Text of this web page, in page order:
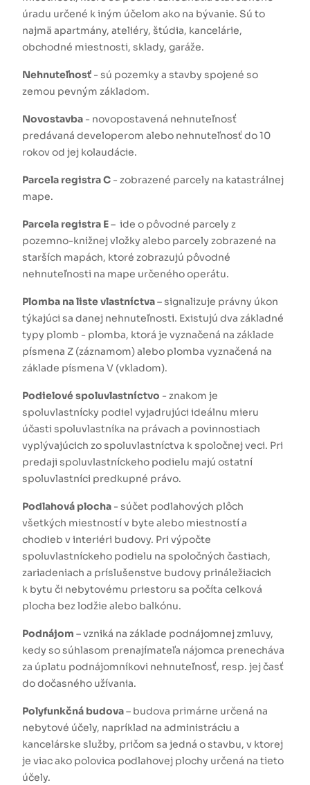
úradu určené k iným účelom ako na bývanie. Sú to
najmä apartmány, ateliéry, štúdia, kancelárie,
obchodné miestnosti, sklady, garáže.
Nehnuteľnosť - sú pozemky a stavby spojené so
zemou pevným základom.
Novostavba - novopostavená nehnuteľnosť
predávaná developerom alebo nehnuteľnosť do 10
rokov od jej kolaudácie.
Parcela registra C - zobrazené parcely na katastrálnej
mape.
Parcela registra E– ide o pôvodné parcely z
pozemno-knižnej vložky alebo parcely zobrazené na
starších mapách, ktoré zobrazujú pôvodné
nehnuteľnosti na mape určeného operátu.
Plomba na liste vlastníctva– signalizuje právny úkon
týkajúci sa danej nehnuteľnosti. Existujú dva základné
typy plomb - plomba, ktorá je vyznačená na základe
písmena Z (záznamom) alebo plomba vyznačená na
základe písmena V (vkladom).
Podielové spoluvlastníctvo - znakom je
spoluvlastnícky podiel vyjadrujúci ideálnu mieru
účasti spoluvlastníka na právach a povinnostiach
vyplývajúcich zo spoluvlastníctva k spoločnej veci. Pri
predaji spoluvlastníckeho podielu majú ostatní
spoluvlastníci predkupné právo.
Podlahová plocha - súčet podlahových plôch
všetkých miestností v byte alebo miestností a
chodieb v interiéri budovy. Pri výpočte
spoluvlastníckeho podielu na spoločných častiach,
zariadeniach a príslušenstve budovy prináležiacich
k bytu či nebytovému priestoru sa počíta celková
plocha bez lodžie alebo balkónu.
Podnájom – vzniká na základe podnájomnej zmluvy,
kedy so súhlasom prenajímateľa nájomca prenecháva
za úplatu podnájomníkovi nehnuteľnosť, resp. jej časť
do dočasného užívania.
Polyfunkčná budova– budova primárne určená na
nebytové účely, napríklad na administráciu a
kancelárske služby, pričom sa jedná o stavbu, v ktorej
je viac ako polovica podlahovej plochy určená na tieto
účely.